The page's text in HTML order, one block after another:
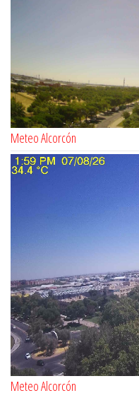
Meteo Alcorcón
Meteo Alcorcón